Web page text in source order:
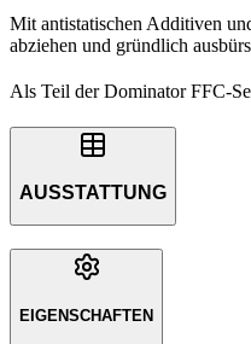
Mit antistatischen Additiven
abziehen und gründlich
Als Teil der Dominator FFC-
AUSSTATTUNG
EIGENSCHAFTEN